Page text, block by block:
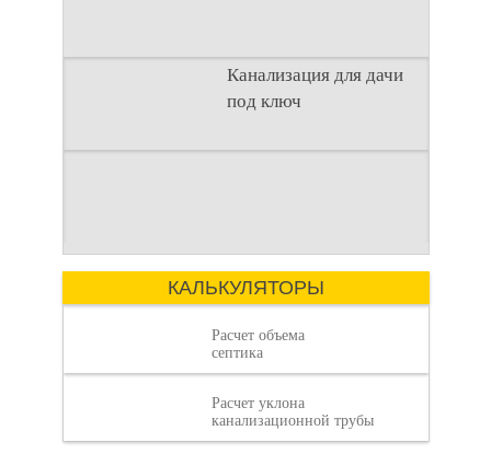
Канализация для дачи
под ключ
Современный
отсутствие
где каждая деталь
имеет значение.
КАЛЬКУЛЯТОРЫ
Расчет объема
септика
Расчет уклона
канализационной трубы